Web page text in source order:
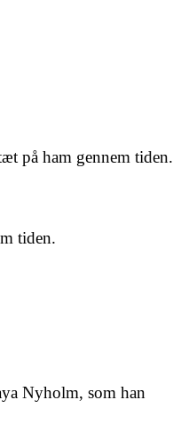
på ham gennem tiden.
tiden.
Nyholm, som han